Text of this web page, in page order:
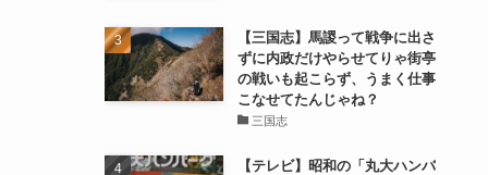
【三国志】馬謖って戦争に出さ
ずに内政だけやらせてりゃ街亭
の戦いも起こらず、うまく仕事
こなせてたんじゃね？
三国志
【テレビ】昭和の「丸大ハンバ